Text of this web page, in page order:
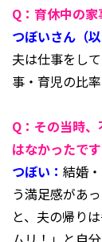
Q：育休中の家
つぼいさん（
夫は仕事をし
事・育児の比
Q：その当時
はなかったで
つぼい： 結婚
う満足感があ
と、夫の帰り